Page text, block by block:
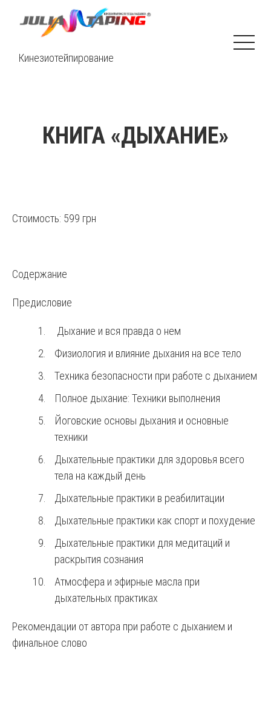
Кинезиотейпирование
КНИГА «ДЫХАНИЕ»
Стоимость: 599 грн
Содержание
Предисловие
Дыхание и вся правда о нем
Физиология и влияние дыхания на все тело
Техника безопасности при работе с дыханием
Полное дыхание: Техники выполнения
Йоговские основы дыхания и основные
техники
Дыхательные практики для здоровья всего
тела на каждый день
Дыхательные практики в реабилитации
Дыхательные практики как спорт и похудение
Дыхательные практики для медитаций и
раскрытия сознания
Атмосфера и эфирные масла при
дыхательных практиках
Рекомендации от автора при работе с дыханием и
финальное слово